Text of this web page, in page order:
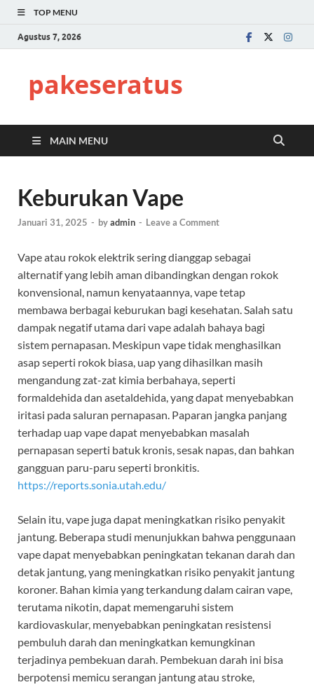
TOP MENU
Agustus 7, 2026
pakeseratus
MAIN MENU
Keburukan Vape
Januari 31, 2025 - byadmin - Leave a Comment
Vape atau rokok elektrik sering dianggap sebagai
alternatif yang lebih aman dibandingkan dengan rokok
konvensional, namun kenyataannya, vape tetap
membawa berbagai keburukan bagi kesehatan. Salah satu
dampak negatif utama dari vape adalah bahaya bagi
sistem pernapasan. Meskipun vape tidak menghasilkan
asap seperti rokok biasa, uap yang dihasilkan masih
mengandung zat-zat kimia berbahaya, seperti
formaldehida dan asetaldehida, yang dapat menyebabkan
iritasi pada saluran pernapasan. Paparan jangka panjang
terhadap uap vape dapat menyebabkan masalah
pernapasan seperti batuk kronis, sesak napas, dan bahkan
gangguan paru-paru seperti bronkitis.
https://reports.sonia.utah.edu/
Selain itu, vape juga dapat meningkatkan risiko penyakit
jantung. Beberapa studi menunjukkan bahwa penggunaan
vape dapat menyebabkan peningkatan tekanan darah dan
detak jantung, yang meningkatkan risiko penyakit jantung
koroner. Bahan kimia yang terkandung dalam cairan vape,
terutama nikotin, dapat memengaruhi sistem
kardiovaskular, menyebabkan peningkatan resistensi
pembuluh darah dan meningkatkan kemungkinan
terjadinya pembekuan darah. Pembekuan darah ini bisa
berpotensi memicu serangan jantung atau stroke,